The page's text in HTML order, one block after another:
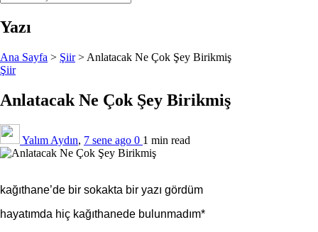
Yazı
Ana Sayfa > Şiir> Anlatacak Ne Çok Şey Birikmiş
Şiir
Anlatacak Ne Çok Şey Birikmiş
Yalım Aydın, 7 sene ago 0 1 min read
kağıthane’de bir sokakta bir yazı gördüm
hayatımda hiç kağıthanede bulunmadım*